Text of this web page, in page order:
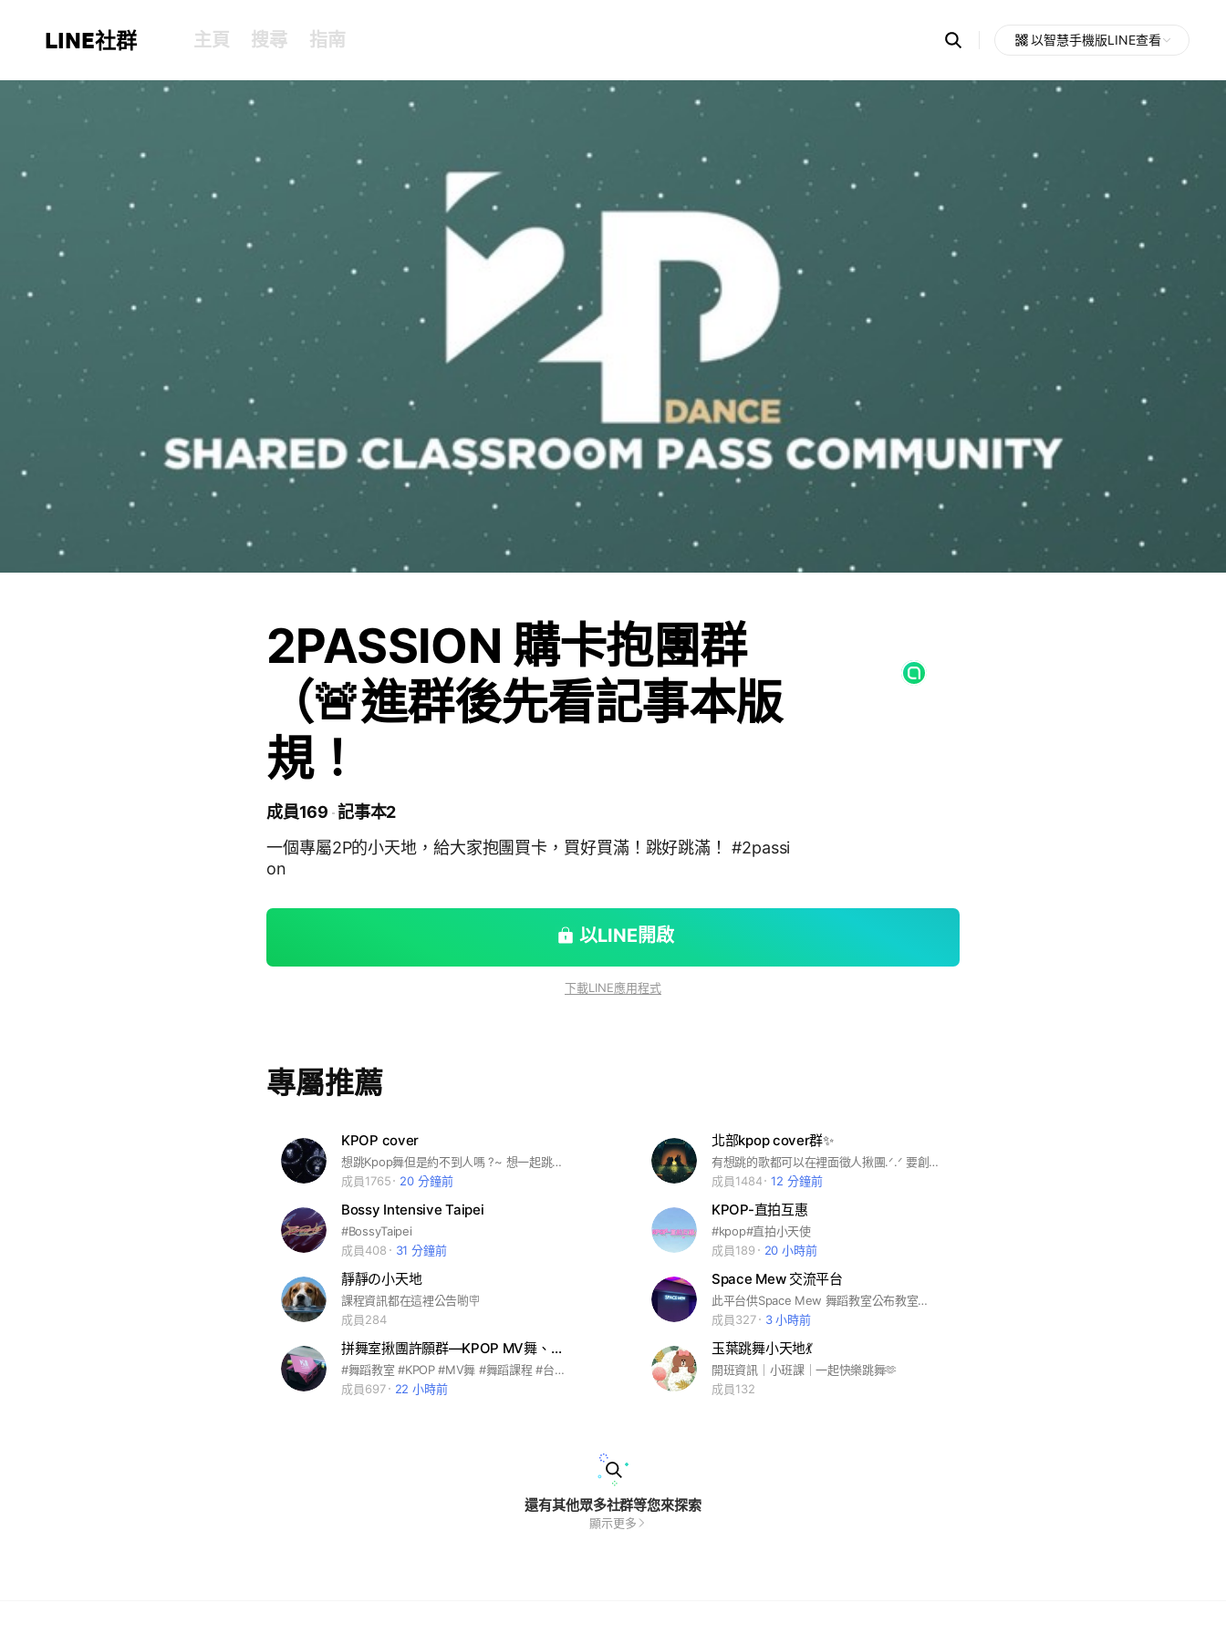
LINE社群 主頁 搜尋 指南 Search
OpenChats
messages
search
area
以智慧手機版LINE查看
2PASSION 購卡抱團群
（🚨進群後先看記事本版
規！
成員169 記事本2
一個專屬2P的小天地，給大家抱團買卡，買好買滿！跳好跳滿！ #2passi
on
以LINE開啟
下載LINE應用程式
專屬推薦
KPOP cover
想跳Kpop舞但是約不到人嗎 ?~ 想一起跳舞、練舞、cover，群組裡直接揪起來 😚 #KPOP #Dance #跳舞
成員1765
20 分鐘前
北部kpop cover群✨️
有想跳的歌都可以在裡面徵人揪團.ᐟ.ᐟ 要創舞團 徵新成員的也可在此招募 歡迎北部喜歡跳kpop舞蹈的大家進來一起約練~ #kpop #dance #舞蹈 #cover
成員1484
12 分鐘前
Bossy Intensive Taipei
#BossyTaipei
成員408
31 分鐘前
KPOP-直拍互惠
#kpop#直拍小天使
成員189
20 小時前
靜靜の小天地
課程資訊都在這裡公告喲🪧
成員284
Space Mew 交流平台
此平台供Space Mew 舞蹈教室公布教室事宜，例如代課老師、休館日期或是失物招領等等。 也提供學員一個平台互相交流，轉讓課程或是分享課程資訊。
成員327
3 小時前
拼舞室揪團許願群—KPOP MV舞、作品班、基礎舞蹈課程
#舞蹈教室 #KPOP #MV舞 #舞蹈課程 #台北 #西門
成員697
22 小時前
玉葉跳舞小天地💃
開班資訊｜小班課｜一起快樂跳舞🫶
成員132
還有其他眾多社群等您來探索
顯示更多